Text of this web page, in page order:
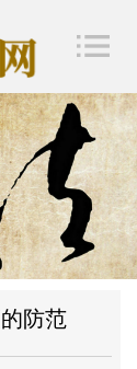
防范